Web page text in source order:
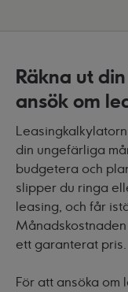
Räkna ut
ansök om
din ungefärliga
budgetera och
slipper du ringa
leasing, och får
ett garanterat pris.
För att ansöka